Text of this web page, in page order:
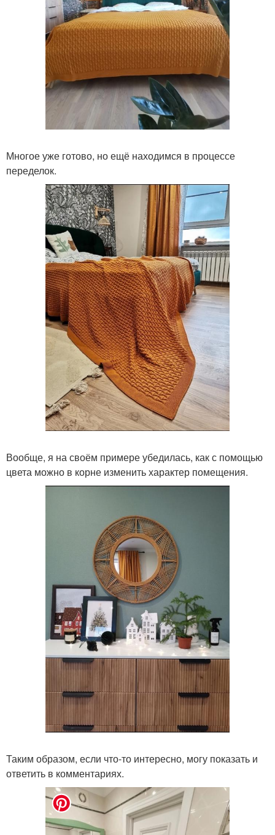
Многое уже готово, но ещё находимся в процессе
переделок.
Вообще, я на своём примере убедилась, как с помощью
цвета можно в корне изменить характер помещения.
Таким образом, если что-то интересно, могу показать и
ответить в комментариях.